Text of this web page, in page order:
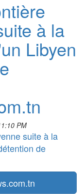
à la
Libyen
PM
suite à la
de